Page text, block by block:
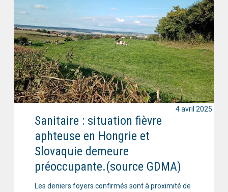
Sanitaire : situation fièvre
aphteuse en Hongrie et
Slovaquie demeure
préoccupante.(source GDMA)
Les deniers foyers confirmés sont à proximité de
4 avril 2025